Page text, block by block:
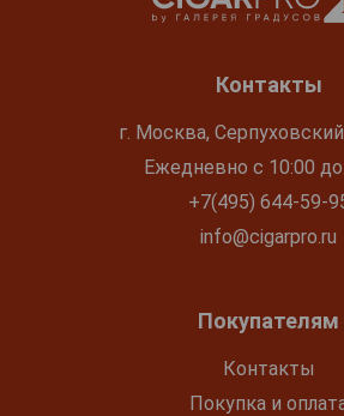
Контакты
г. Москва,
Ежедневно с 10:00 до
+7(495) 644-59-
info@cigarpro.ru
Покупателям
Контакты
Покупка и